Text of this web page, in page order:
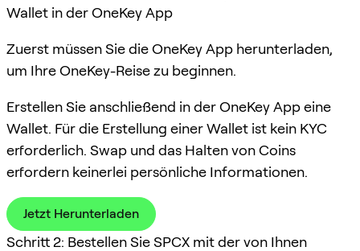
Wallet in der OneKey App
Zuerst müssen Sie die OneKey App herunterladen,
um Ihre OneKey-Reise zu beginnen.
Erstellen Sie anschließend in der OneKey App eine
Wallet. Für die Erstellung einer Wallet ist kein KYC
erforderlich. Swap und das Halten von Coins
erfordern keinerlei persönliche Informationen.
Jetzt Herunterladen
Schritt 2: Bestellen Sie SPCX mit der von Ihnen